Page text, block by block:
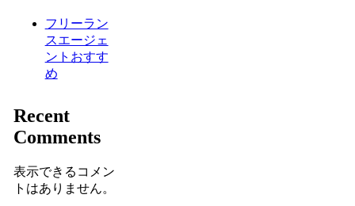
フリーラン
スエージェ
ントおすす
め
Recent
Comments
表示できるコメン
トはありません。